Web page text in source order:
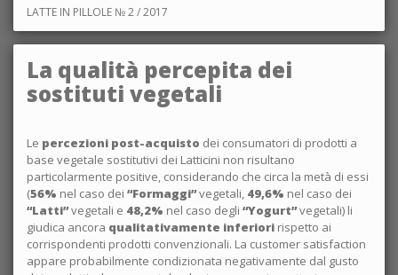
LATTE IN PILLOLE № 2 / 2017
La qualità percepita dei
sostituti vegetali
Le percezioni post-acquisto dei consumatori di prodotti a
base vegetale sostitutivi dei Latticini non risultano
particolarmente positive, considerando che circa la metà di essi
(56% nel caso dei “Formaggi”vegetali, 49,6% nel caso dei
“Latti”vegetali e 48,2% nel caso degli “Yogurt”vegetali) li
giudica ancora qualitativamente inferiori rispetto ai
corrispondenti prodotti convenzionali. La customer satisfaction
appare probabilmente condizionata negativamente dal gusto